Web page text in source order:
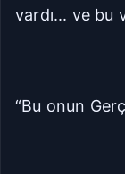
vardı... ve bu
“Bu onun